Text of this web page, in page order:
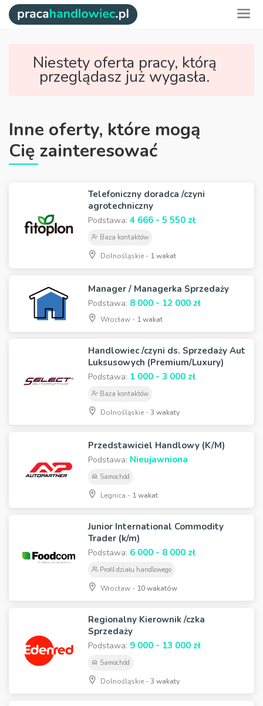
Niestety oferta pracy, którą
przeglądasz już wygasła.
Inne oferty, które mogą
Cię zainteresować
Telefoniczny doradca /czyni
agrotechniczny
Podstawa: 4 666 - 5 550 zł
Baza kontaktów
Dolnośląskie - 1 wakat
Manager / Managerka Sprzedaży
Podstawa: 8 000 - 12 000 zł
Wrocław - 1 wakat
Handlowiec /czyni ds. Sprzedaży Aut
Luksusowych (Premium/Luxury)
Podstawa: 1 000 - 3 000 zł
Baza kontaktów
Dolnośląskie -3 wakaty
Przedstawiciel Handlowy (K/M)
Podstawa: Nieujawniona
Samochód
Legnica - 1 wakat
Junior International Commodity
Trader (k/m)
Podstawa: 6 000 - 8 000 zł
Profil działu handlowego
Wrocław - 10 wakatów
Regionalny Kierownik /czka
Sprzedaży
Podstawa: 9 000 - 13 000 zł
Samochód
Dolnośląskie -3 wakaty